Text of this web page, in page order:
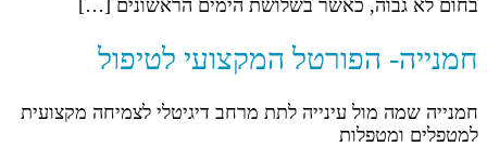
בחום לא גבוה, כאשר בשלושת הימים הראשונים […]
חמנייה- הפורטל המקצועי לטיפול
חמנייה שמה מול עינייה לתת מרחב דיגיטלי לצמיחה מקצועית
למטפלים ומטפלות